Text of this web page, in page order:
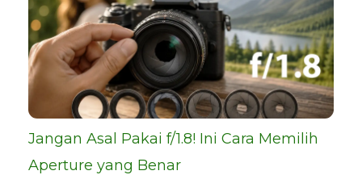
Jangan Asal Pakai f/1.8! Ini Cara Memilih
Aperture yang Benar